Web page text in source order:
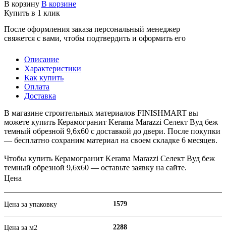
В корзину В корзине
Купить в 1 клик
После оформления заказа персональный менеджер
свяжется с вами, чтобы подтвердить и оформить его
Описание
Характеристики
Как купить
Оплата
Доставка
В магазине строительных материалов FINISHMART вы
можете купить Керамогранит Kerama Marazzi Селект Вуд беж
темный обрезной 9,6х60 с доставкой до двери. После покупки
— бесплатно сохраним материал на своем складке 6 месяцев.
Чтобы купить Керамогранит Kerama Marazzi Селект Вуд беж
темный обрезной 9,6х60 — оставьте заявку на сайте.
Цена
Цена за упаковку 1579
Цена за м2 2288